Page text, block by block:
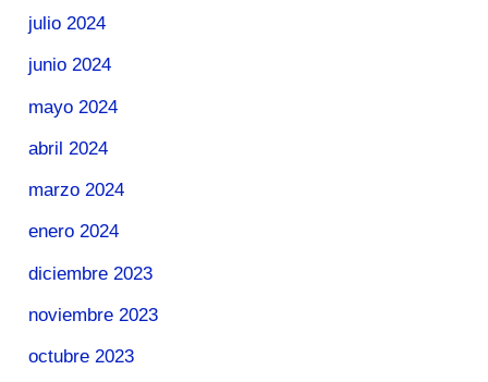
julio 2024
junio 2024
mayo 2024
abril 2024
marzo 2024
enero 2024
diciembre 2023
noviembre 2023
octubre 2023